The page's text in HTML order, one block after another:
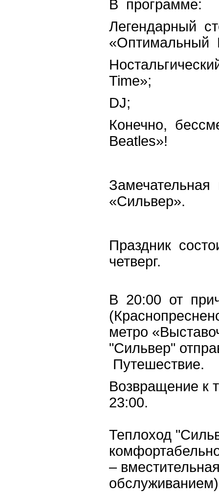
В программе:
Легендарный
«Оптимальный
Time»;
DJ;
Конечно,
Beatles»!
Замечательная
«Сильвер».
Праздник
четверг.
В 20:00 от
метро
"Сильвер"
Путешествие.
Возвращение к
23:00.
Теплоход
–